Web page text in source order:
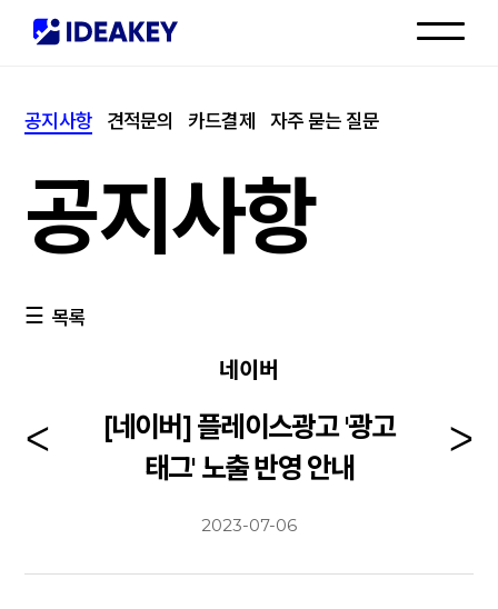
고객센터
공지사항 견적문의 카드결제 자주 묻는 질문
공지사항
목록
네이버
[네이버] 플레이스광고 '광고
태그' 노출 반영 안내
2023-07-06